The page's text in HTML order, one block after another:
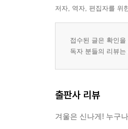
저자, 역자, 편집자를 위
접수된 글은 확인을
독자 분들의 리뷰
출판사 리뷰
겨울은 신나게! 누구